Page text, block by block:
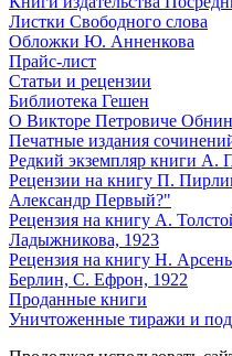
Листки Свободного слова
Обложки Ю. Анненкова
Прайс-лист
Статьи и рецензии
Библиотека Гешен
О Викторе Петровиче
Печатные издания
Редкий экземпляр книги А.
Рецензии на книгу П.
Александр Первый?"
Рецензия на книгу А.
Ладыжникова, 1923
Рецензия на книгу Н.
Берлин, С. Ефрон, 1922
Проданные книги
Уничтоженные тиражи и